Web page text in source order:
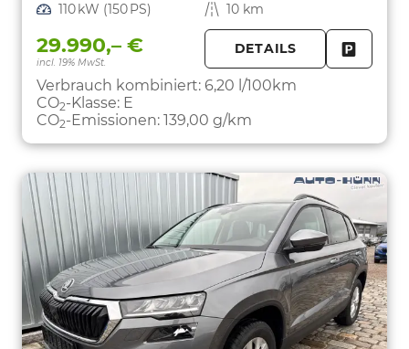
Leistung 110 kW (150 PS) Kilometerstand 10 km
29.990,– €
incl. 19% MwSt.
DETAILS
Verbrauch kombiniert: 6,20 l/100km
CO2-Klasse: E
CO2-Emissionen: 139,00 g/km